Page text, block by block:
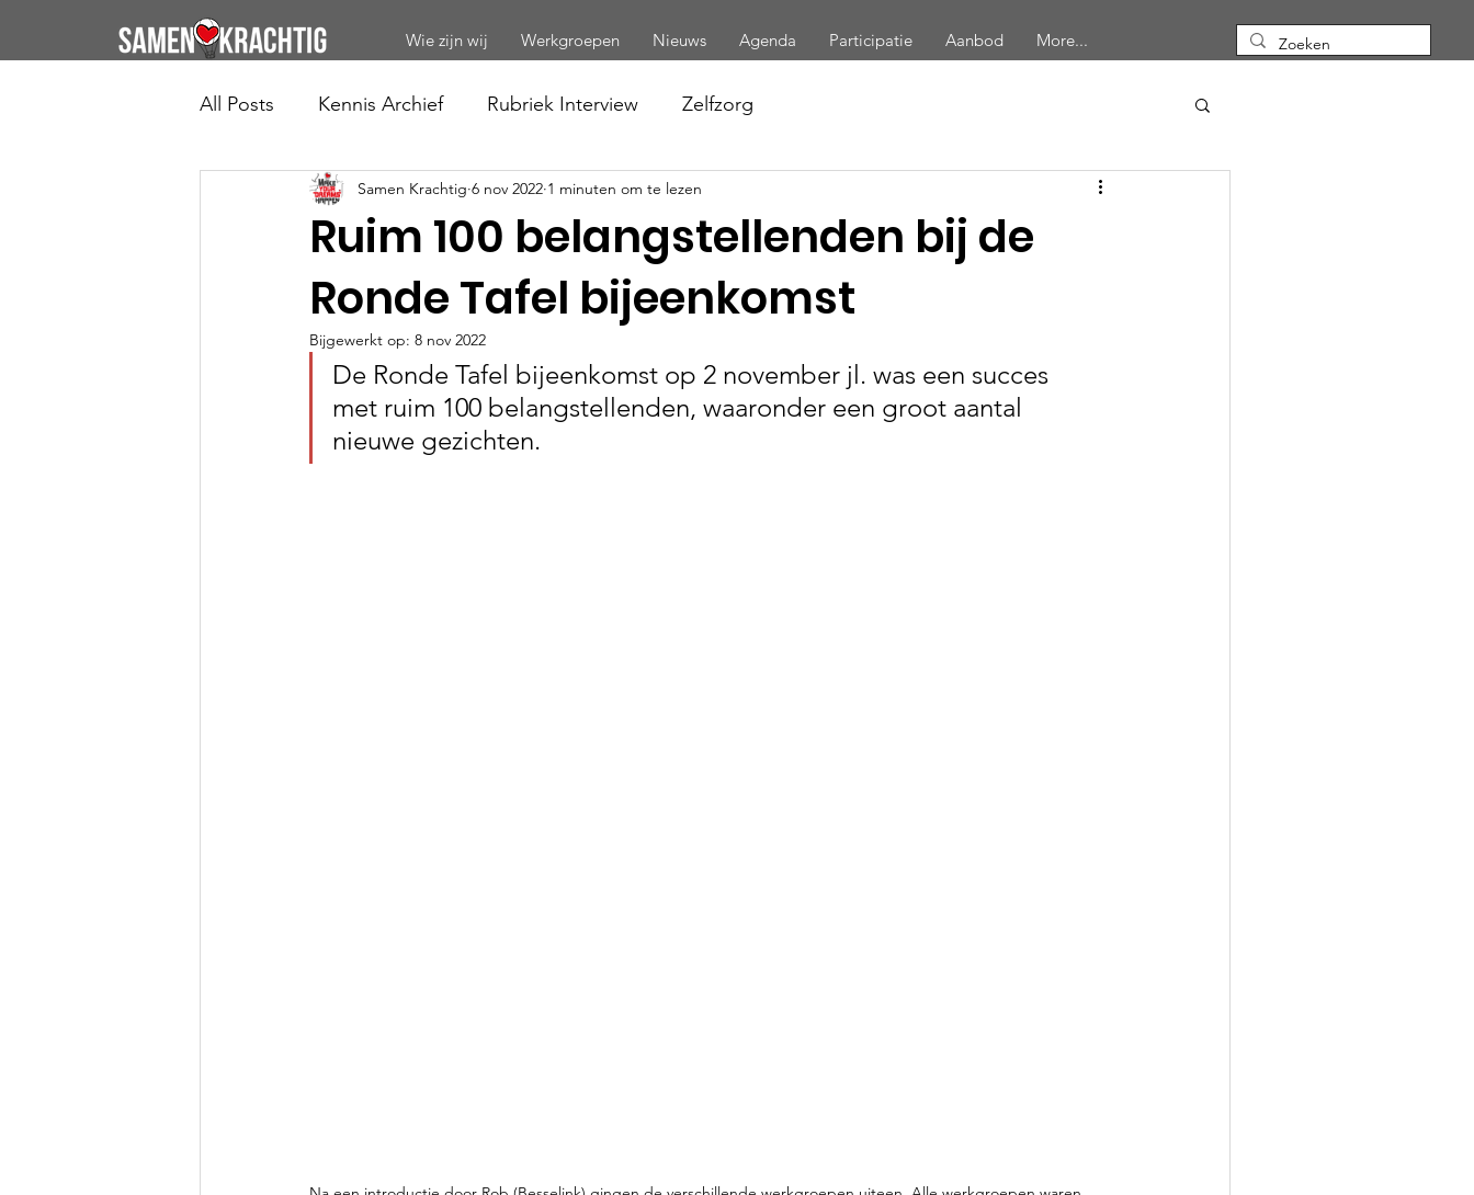
Wie zijn wij Werkgroepen Nieuws Agenda Participatie Aanbod More...
All Posts Kennis Archief Rubriek Interview Zelfzorg
Ruim 100 belangstellenden bij de
Ronde Tafel bijeenkomst
Samen Krachtig 6 nov 2022 1 minuten om te lezen
Bijgewerkt op: 8 nov 2022
De Ronde Tafel bijeenkomst op 2 november jl. was een succes
met ruim 100 belangstellenden, waaronder een groot aantal
nieuwe gezichten.